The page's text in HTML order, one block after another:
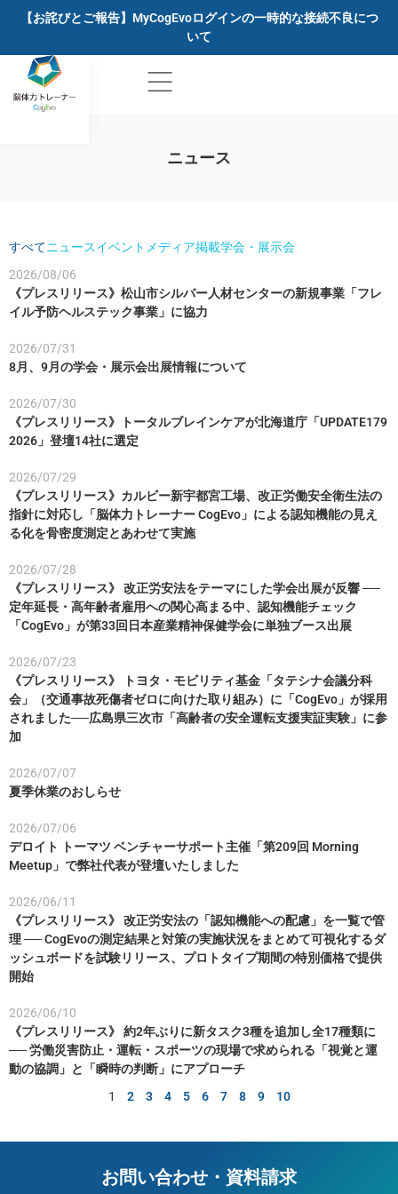
【お詫びとご報告】MyCogEvoログインの一時的な接続不良につ
いて
ニュース
すべてニュースイベント メディア掲載学会・展示会
2026/08/06
《プレスリリース》松山市シルバー人材センターの新規事業「フレ
イル予防ヘルステック事業」に協力
2026/07/31
8月、9月の学会・展示会出展情報について
2026/07/30
《プレスリリース》トータルブレインケアが北海道庁「UPDATE179
2026」登壇14社に選定
2026/07/29
《プレスリリース》カルビー新宇都宮工場、改正労働安全衛生法の
指針に対応し「脳体力トレーナー CogEvo」による認知機能の見え
る化を骨密度測定とあわせて実施
2026/07/28
《プレスリリース》 改正労安法をテーマにした学会出展が反響 ──
定年延長・高年齢者雇用への関心高まる中、認知機能チェック
「CogEvo」が第33回日本産業精神保健学会に単独ブース出展
2026/07/23
《プレスリリース》 トヨタ・モビリティ基金「タテシナ会議分科
会」（交通事故死傷者ゼロに向けた取り組み）に「CogEvo」が採用
されました──広島県三次市「高齢者の安全運転支援実証実験」に参
加
2026/07/07
夏季休業のおしらせ
2026/07/06
デロイト トーマツ ベンチャーサポート主催「第209回 Morning
Meetup」で弊社代表が登壇いたしました
2026/06/11
《プレスリリース》 改正労安法の「認知機能への配慮」を一覧で管
理 ── CogEvoの測定結果と対策の実施状況をまとめて可視化するダ
ッシュボードを試験リリース、プロトタイプ期間の特別価格で提供
開始
2026/06/10
《プレスリリース》 約2年ぶりに新タスク3種を追加し全17種類に
── 労働災害防止・運転・スポーツの現場で求められる「視覚と運
動の協調」と「瞬時の判断」にアプローチ
1
2 3 4 5 6 7 8 9 10
お問い合わせ・資料請求